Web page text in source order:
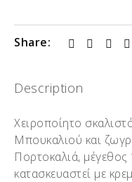
Share:
Description
Χειροποίητο
Μπουκαλιού και
Πορτοκαλιά,
κατασκευαστεί με